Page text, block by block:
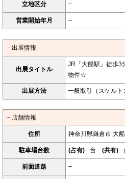
立地区分 −
営業開始年月 −
－出展情報
出展タイトル
JR「大船駅」徒歩3
物件☆
出展方法 一般取引（スケルト
－店舗情報
住所 神奈川県鎌倉市 大
駐車場台数 (占有) −台 (共有) −
前面道路 −